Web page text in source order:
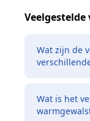
Wat zijn de
Wat is het